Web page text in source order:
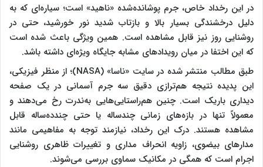
در این رخداد خاص، جرم پوشانده‌شده «ناهید» است؛ سیاره‌ای که به
دلیل درخشندگی بسیار بالا و بازتاب شدید نور خورشید، حتی در
روشنایی روز نیز قابل مشاهده است. همین ویژگی باعث شده است
که این اختفا در میان رویداد‌های مشابه جایگاه ویژه‌ای داشته باشد.
طبق مطالب منتشر شده در سایت «ناسا» (NASA)؛ از منظر فیزیکی،
این پدیده نتیجه هم‌ترازی دقیق سه جرم آسمانی در یک صفحه
دیداری باریک است. چنین هم‌راستایی‌هایی به‌ندرت رخ می‌دهند و
معمولاً تنها در بازه‌های زمانی چندساله یا حتی چندده‌ساله قابل
مشاهده هستند. درک این رخداد، نیازمند توجه به مفاهیمی مانند
مدار‌های بیضوی، زاویه انحراف مداری و تغییرات ظاهری روشنایی
اجرام است که همگی در مکانیک سماوی بررسی می‌شوند.